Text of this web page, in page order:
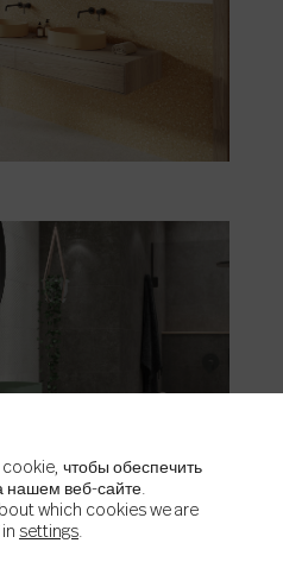
чтобы обеспечить
нашем веб-сайте.
which cookies we are
settings.